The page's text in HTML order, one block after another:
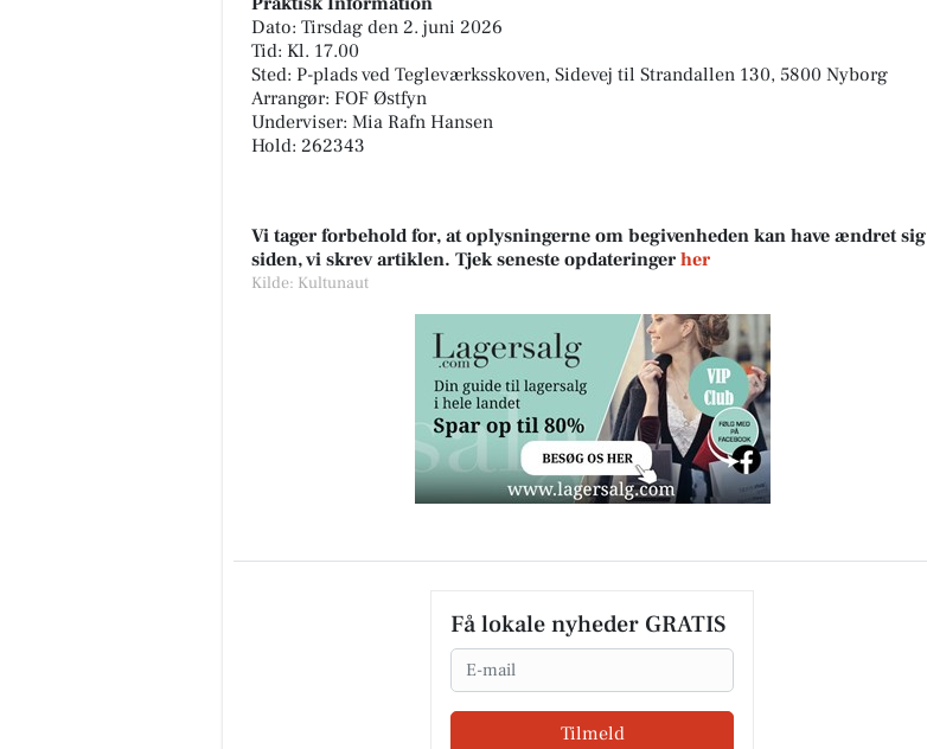
Dato: Tirsdag den 2. juni 2026
Tid: Kl. 17.00
Sted: P-plads ved Tegleværksskoven, Sidevej til Strandallen 130, 5800 Nyborg
Arrangør: FOF Østfyn
Underviser: Mia Rafn Hansen
Hold: 262343
Vi tager forbehold for, at oplysningerne om begivenheden kan have ændret sig
siden, vi skrev artiklen. Tjek seneste opdateringer her
Kilde: Kultunaut
Få lokale nyheder GRATIS
Email
Tilmeld